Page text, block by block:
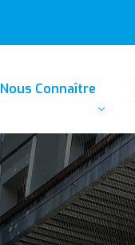
Nous Connaître